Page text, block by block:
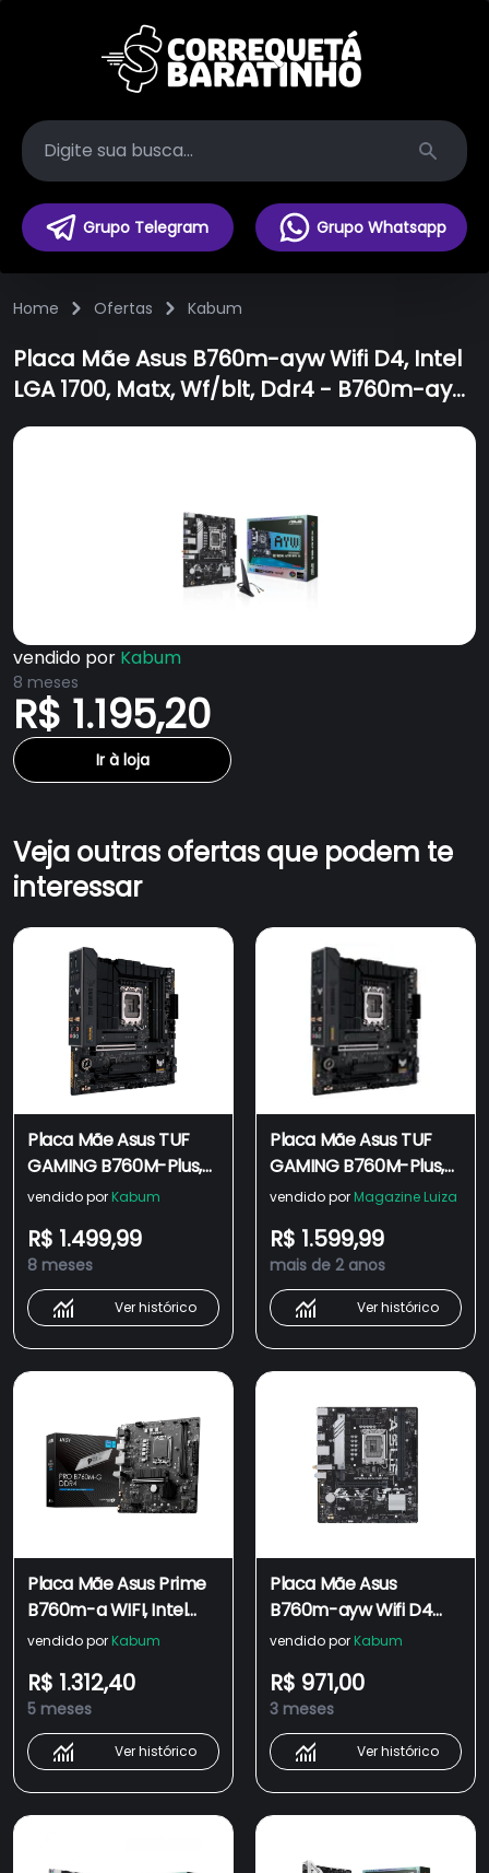
Search
Grupo Telegram Grupo Whatsapp
Home Ofertas Kabum
Placa Mãe Asus B760m-ayw Wifi D4, Intel
LGA 1700, Matx, Wf/blt, Ddr4 - B760m-ayw
Wifi D4
vendido por Kabum
8 meses
R$ 1.195,20
Ir à loja
Veja outras ofertas que podem te
interessar
Placa Mãe Asus TUF
GAMING B760M-Plus,
Intel LGA 1700,
90MB1DG0-M0EAY0
vendido por Kabum
R$ 1.499,99
8 meses
Ver histórico
Placa Mãe Asus TUF
GAMING B760M-Plus,
Intel LGA 1700,
90MB1DG0-M0EAY0
vendido por Magazine Luiza
R$ 1.599,99
mais de 2 anos
Ver histórico
Placa Mãe Asus Prime
B760m-a WIFI, Intel
LGA 1700, Matx,
m0eay0
vendido por Kabum
R$ 1.312,40
5 meses
Ver histórico
Placa Mãe Asus
B760m-ayw Wifi D4
LGA 1700 2xDDR4
Matx
vendido por Kabum
R$ 971,00
3 meses
Ver histórico